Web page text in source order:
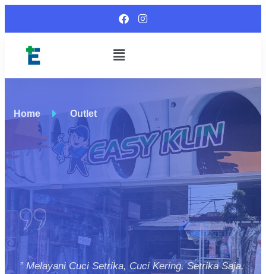
Home Outlet
” Melayani Cuci Setrika, Cuci Kering, Setrika Saja,